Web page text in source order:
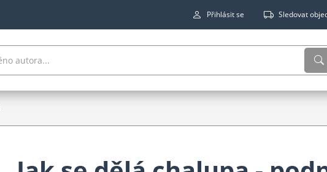
Přihlásit se Sledovat